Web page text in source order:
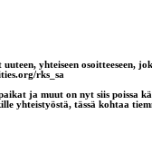
yhteiseen osoitteeseen,
rks_sa
ja muut on nyt siis poissa
yhteistyöstä, tässä kohtaa